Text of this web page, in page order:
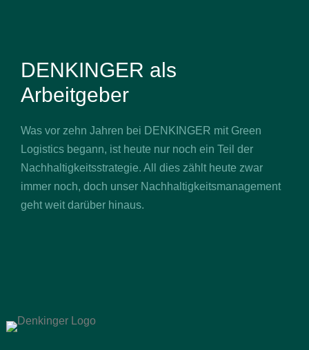
DENKINGER als
Arbeitgeber
Was vor zehn Jahren bei DENKINGER mit Green
Logistics begann, ist heute nur noch ein Teil der
Nachhaltigkeitsstrategie. All dies zählt heute zwar
immer noch, doch unser Nachhaltigkeitsmanagement
geht weit darüber hinaus.